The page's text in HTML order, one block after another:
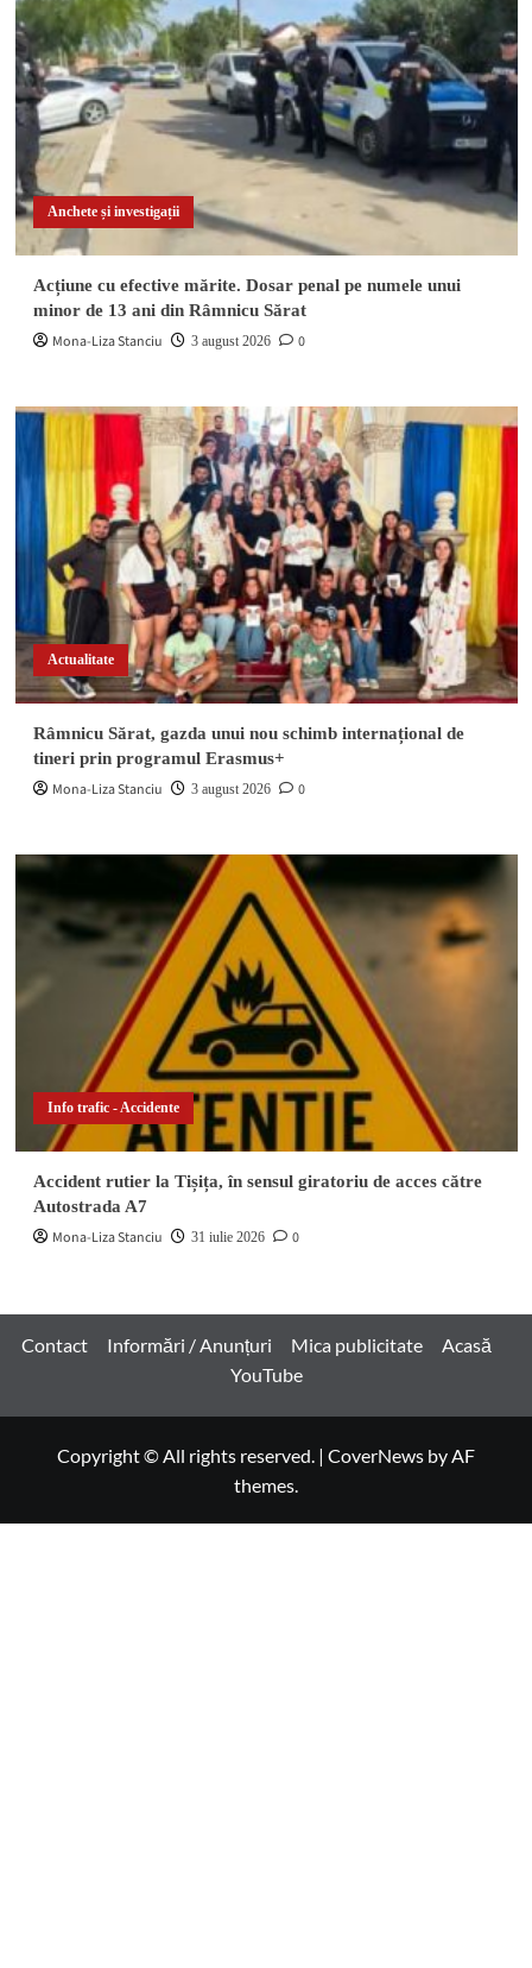
Anchete și investigații
Acțiune cu efective mărite. Dosar penal pe numele unui
minor de 13 ani din Râmnicu Sărat
Mona-Liza Stanciu 3 august 2026 0
Actualitate
Râmnicu Sărat, gazda unui nou schimb internațional de
tineri prin programul Erasmus+
Mona-Liza Stanciu 3 august 2026 0
Info trafic - Accidente
Accident rutier la Tișița, în sensul giratoriu de acces către
Autostrada A7
Mona-Liza Stanciu 31 iulie 2026 0
Contact Informări / Anunțuri Mica publicitate
Acasă
YouTube
Copyright © All rights reserved. | CoverNews by AF
themes.